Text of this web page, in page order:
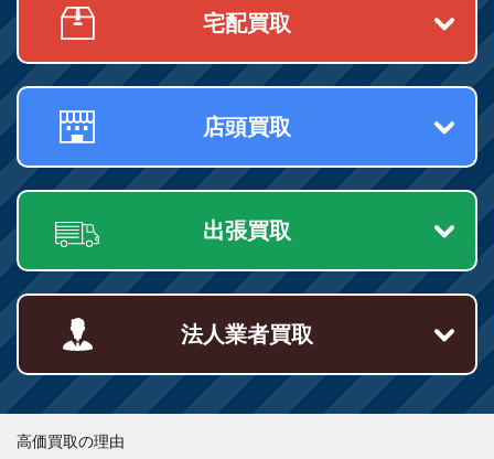
宅配買取
店頭買取
出張買取
法人業者買取
高価買取の理由